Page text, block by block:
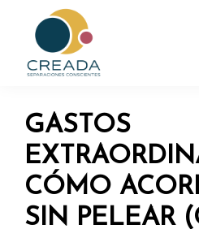
contenido
principal
Separación
Consciente
y
divorcios
Conscientes
GASTOS
CÓMO
SIN PELEAR